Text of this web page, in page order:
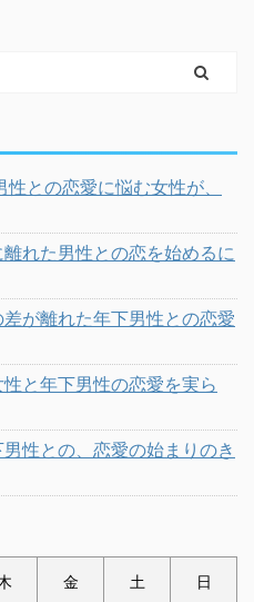
との恋愛に悩む女性が、
れた男性との恋を始めるに
が離れた年下男性との恋愛
と年下男性の恋愛を実ら
性との、恋愛の始まりのき
金 土 日